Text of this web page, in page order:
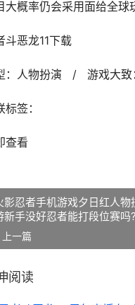
大概率仍会采用面给全球
斗恶龙11下载
：人物扮演 / 游戏大致
标签：
查看
影忍者手机游戏夕日红人
新手没好忍者能打段位赛吗?
上一篇
阅读